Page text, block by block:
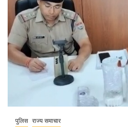
पुलिस राज्य समाचार